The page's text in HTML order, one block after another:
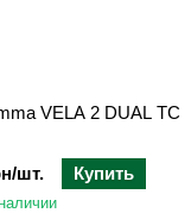
VELA 2 DUAL TC
шт. Купить